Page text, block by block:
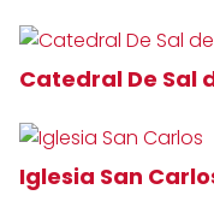
Catedral De Sal
Iglesia San